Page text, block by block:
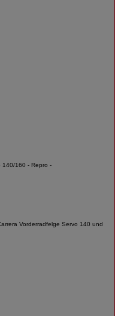
140/160 - Repro -
Vorderradfelge Servo 140 und